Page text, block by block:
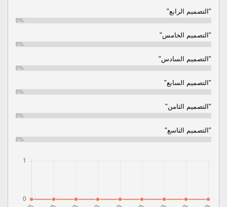
"التصميم الرابع"
0%
"التصميم الخامس"
0%
"التصميم السادس"
0%
"التصميم السابع"
0%
"التصميم الثامن"
0%
"التصميم التاسع"
0%